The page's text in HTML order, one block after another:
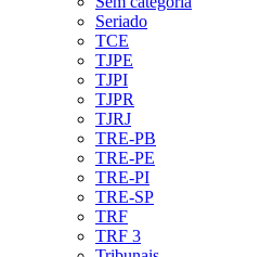
Seriado
TCE
TJPE
TJPI
TJPR
TJRJ
TRE-PB
TRE-PE
TRE-PI
TRE-SP
TRF
TRF 3